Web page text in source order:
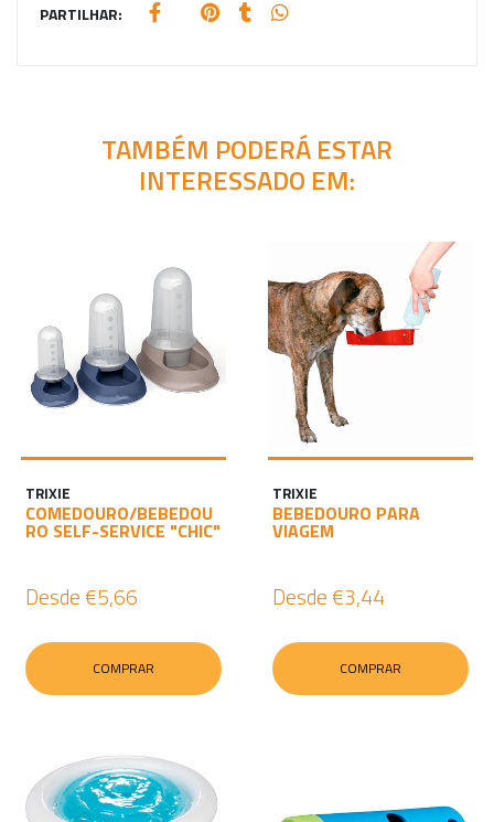
PARTILHAR:
TAMBÉM PODERÁ ESTAR
INTERESSADO EM:
TRIXIE
COMEDOURO/BEBEDOU
RO SELF-SERVICE "CHIC"
Desde €5,66
COMPRAR
TRIXIE
BEBEDOURO PARA
VIAGEM
Desde €3,44
COMPRAR